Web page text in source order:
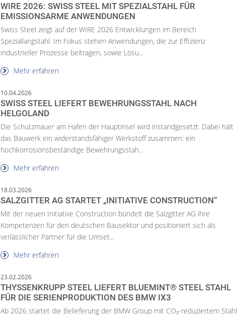
WIRE 2026: SWISS STEEL MIT SPEZIALSTAHL FÜR
EMISSIONSARME ANWENDUNGEN
Swiss Steel zeigt auf der WIRE 2026 Entwicklungen im Bereich
Speziallangstahl. Im Fokus stehen Anwendungen, die zur Effizienz
industrieller Prozesse beitragen, sowie Lösu...
Mehr erfahren
10.04.2026
SWISS STEEL LIEFERT BEWEHRUNGSSTAHL NACH
HELGOLAND
Die Schutzmauer am Hafen der Hauptinsel wird instandgesetzt. Dabei hält
das Bauwerk ein widerstandsfähiger Werkstoff zusammen: ein
hochkorrosionsbeständige Bewehrungsstah...
Mehr erfahren
18.03.2026
SALZGITTER AG STARTET „INITIATIVE CONSTRUCTION“
Mit der neuen Initiative Construction bündelt die Salzgitter AG ihre
Kompetenzen für den deutschen Bausektor und positioniert sich als
verlässlicher Partner für die Umset...
Mehr erfahren
23.02.2026
THYSSENKRUPP STEEL LIEFERT BLUEMINT® STEEL STAHL
FÜR DIE SERIENPRODUKTION DES BMW IX3
Ab 2026 startet die Belieferung der BMW Group mit CO₂-reduziertem Stahl